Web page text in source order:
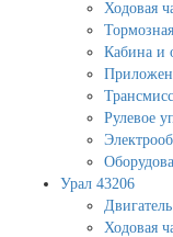
Ходовая
Кабина и
Рулевое
Урал 43206
Двигатель
Ходовая